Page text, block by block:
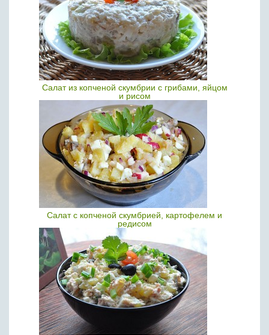
Салат из копченой скумбрии с грибами, яйцом
и рисом
Салат с копченой скумбрией, картофелем и
редисом